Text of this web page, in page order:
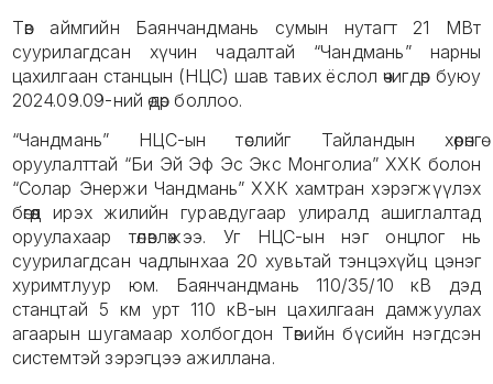
Төв аймгийн Баянчандмань сумын нутагт 21 МВт
суурилагдсан хүчин чадалтай “Чандмань” нарны
цахилгаан станцын (НЦС) шав тавих ёслол өчигдөр буюу
2024.09.09-ний өдөр боллоо.
“Чандмань” НЦС-ын төслийг Тайландын хөрөнгө
оруулалттай “Би Эй Эф Эс Экс Монголиа” ХХК болон
“Солар Энержи Чандмань” ХХК хамтран хэрэгжүүлэх
бөгөөд ирэх жилийн гуравдугаар улиралд ашиглалтад
оруулахаар төлөвлөжээ. Уг НЦС-ын нэг онцлог нь
суурилагдсан чадлынхаа 20 хувьтай тэнцэхүйц цэнэг
хуримтлуур юм. Баянчандмань 110/35/10 кВ дэд
станцтай 5 км урт 110 кВ-ын цахилгаан дамжуулах
агаарын шугамаар холбогдон Төвийн бүсийн нэгдсэн
системтэй зэрэгцээ ажиллана.